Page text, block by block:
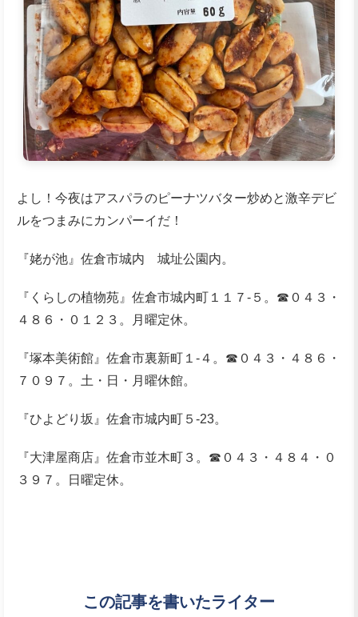
よし！今夜はアスパラのピーナツバター炒めと激辛デビ
ルをつまみにカンパーイだ！
『姥が池』佐倉市城内 城址公園内。
『くらしの植物苑』佐倉市城内町１１７-５。☎０４３・
４８６・０１２３。月曜定休。
『塚本美術館』佐倉市裏新町１-４。☎０４３・４８６・
７０９７。土・日・月曜休館。
『ひよどり坂』佐倉市城内町５-23。
『大津屋商店』佐倉市並木町３。☎０４３・４８４・０
３９７。日曜定休。
この記事を書いたライター